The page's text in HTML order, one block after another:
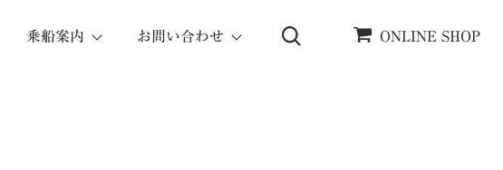
乗船案内 お問い合わせ ONLINE SHOP